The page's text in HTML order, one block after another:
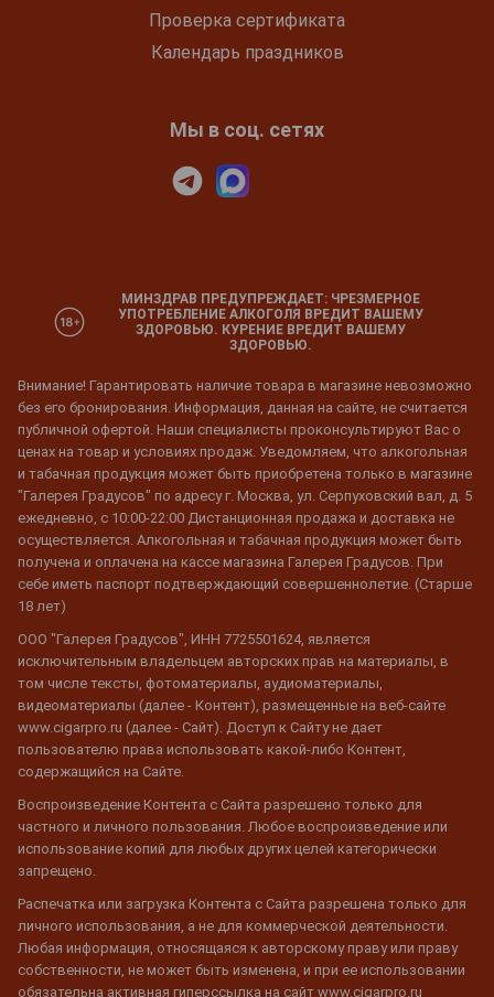
Проверка сертификата
Календарь праздников
Мы в соц. сетях
МИНЗДРАВ ПРЕДУПРЕЖДАЕТ: ЧРЕЗМЕРНОЕ
УПОТРЕБЛЕНИЕ АЛКОГОЛЯ ВРЕДИТ ВАШЕМУ
ЗДОРОВЬЮ. КУРЕНИЕ ВРЕДИТ ВАШЕМУ
ЗДОРОВЬЮ.
Внимание! Гарантировать наличие товара в магазине невозможно
без его бронирования. Информация, данная на сайте, не считается
публичной офертой. Наши специалисты проконсультируют Вас о
ценах на товар и условиях продаж. Уведомляем, что алкогольная
и табачная продукция может быть приобретена только в магазине
"Галерея Градусов" по адресу г. Москва, ул. Серпуховский вал, д. 5
ежедневно, с 10:00-22:00 Дистанционная продажа и доставка не
осуществляется. Алкогольная и табачная продукция может быть
получена и оплачена на кассе магазина Галерея Градусов. При
себе иметь паспорт подтверждающий совершеннолетие. (Старше
18 лет)
ООО "Галерея Градусов", ИНН 7725501624, является
исключительным владельцем авторских прав на материалы, в
том числе тексты, фотоматериалы, аудиоматериалы,
видеоматериалы (далее - Контент), размещенные на веб-сайте
www.cigarpro.ru (далее - Сайт). Доступ к Сайту не дает
пользователю права использовать какой-либо Контент,
содержащийся на Сайте.
Воспроизведение Контента с Сайта разрешено только для
частного и личного пользования. Любое воспроизведение или
использование копий для любых других целей категорически
запрещено.
Распечатка или загрузка Контента с Сайта разрешена только для
личного использования, а не для коммерческой деятельности.
Любая информация, относящаяся к авторскому праву или праву
собственности, не может быть изменена, и при ее использовании
обязательна активная гиперссылка на сайт www.cigarpro.ru